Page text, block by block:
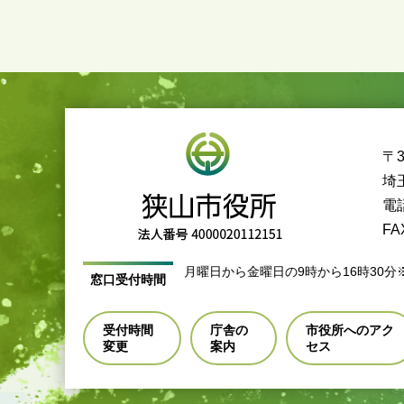
〒
埼
電
窓口受付時間
月曜日から金曜日の9時から16時30
受付時間
変更
庁舎の
案内
市役所へのアク
セス